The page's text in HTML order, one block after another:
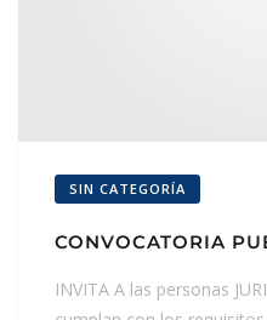
SIN CATEGORÍA
CONVOCATORIA
INVITA A las personas